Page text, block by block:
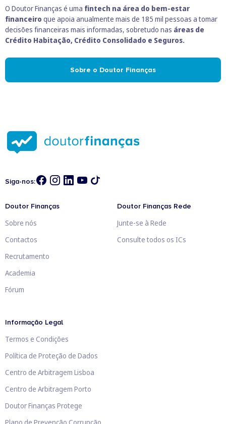
O Doutor Finanças é uma fintech na área do bem-estar
financeiro que apoia anualmente mais de 185 mil pessoas a tomar
decisões financeiras mais informadas, sobretudo nas áreas de
Crédito Habitação, Crédito Consolidado e Seguros.
Sobre o Doutor Finanças
Siga-nos:
Doutor Finanças
Sobre nós
Contactos
Recrutamento
Academia
Fórum
Doutor Finanças Rede
Junte-se à Rede
Consulte todos os ICs
Informação Legal
Termos e Condições
Política de Proteção de Dados
Centro de Arbitragem Lisboa
Centro de Arbitragem Porto
Doutor Finanças Protege
Plano de Prevenção Corrupção